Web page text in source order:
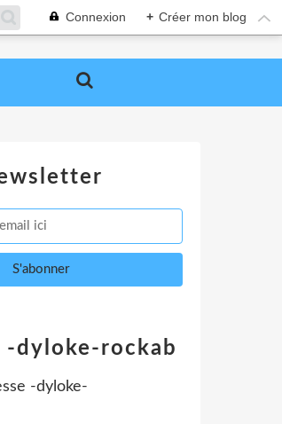
Connexion + Créer mon blog
-dyloke-rockab